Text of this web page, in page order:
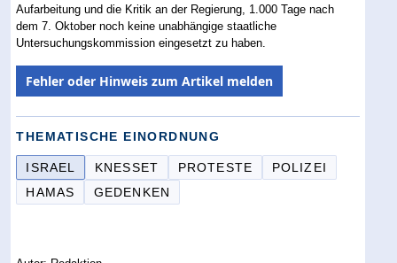
Aufarbeitung und die Kritik an der Regierung, 1.000 Tage nach
dem 7. Oktober noch keine unabhängige staatliche
Untersuchungskommission eingesetzt zu haben.
Fehler oder Hinweis zum Artikel melden
THEMATISCHE EINORDNUNG
ISRAEL KNESSET PROTESTE
POLIZEI
HAMAS
GEDENKEN